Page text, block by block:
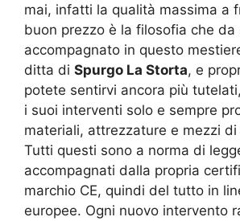
mai, infatti la qualità massima a
buon prezzo è la filosofia che da
accompagnato in questo
ditta di Spurgo La Storta, e
potete sentirvi ancora più
i suoi interventi solo e sempre
materiali, attrezzature e mezzi
Tutti questi sono a norma di
accompagnati dalla propria
marchio CE, quindi del tutto in
europee. Ogni nuovo intervento